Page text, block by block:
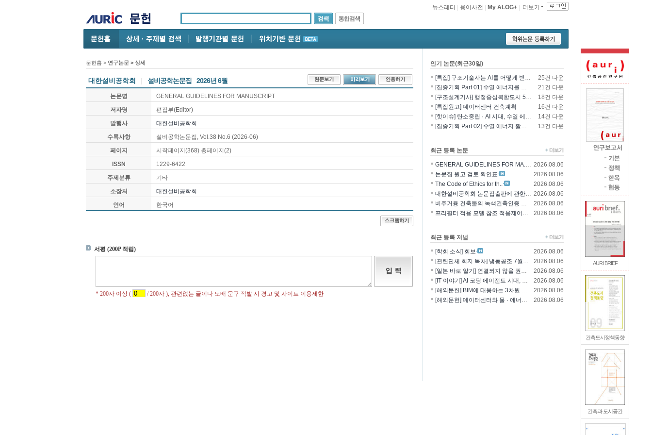
AURI BRIEF
건축도시정책동향
건축과 도시공간
더보기
My ALOG+
용어사전
뉴스레터
문헌홈 > 연구논문 > 상세
대한설비공학회 | 설비공학논문집 2026년 6월
논문명
GENERAL GUIDELINES FOR MANUSCRIPT
저자명
편집부(Editor)
발행사
대한설비공학회
수록사항
설비공학논문집, Vol.38 No.6 (2026-06)
페이지
시작페이지(368) 총페이지(2)
ISSN
1229-6422
주제분류
기타
소장처
대한설비공학회
언어
한국어
인기 논문(최근30일)
[특집] 구조기술사는 AI를 어떻게 받아들일 것인가? - 영국구조기술사회의 AI 및 L..
25건 다운
[집중기획 Part 01] 수열 에너지를 이용한 건물 냉난방 및 데이터센터 냉각
21건 다운
[구조설계기사] 행정중심복합도시 5-1생활권 L5BL 공공주택 건설공사 모듈러 건축물 ..
18건 다운
[특집원고] 데이터센터 건축계획
16건 다운
[핫이슈] 탄소중립 · AI 시대, 수열 에너지 기술의 재조명과 고도화 방향
14건 다운
[집중기획 Part 02] 수열 에너지 활용 기술 및 수열 플랜트 적용
13건 다운
최근 등록 논문
GENERAL GUIDELINES FOR MA.. 2026.08.06
논문집 원고 검토 확인표
2026.08.06
The Code of Ethics for th..
2026.08.06
대한설비공학회 논문집출판에 관한 윤리규정 2026.08.06
비주거용 건축물의 녹색건축인증 에너지 및 환경..
2026.08.06
프리필터 적용 모델 참조 적응제어에 의한 가변..
2026.08.06
최근 등록 저널
[학회 소식] 회보
2026.08.06
[관련단체 회지 목차] 냉동공조 7월호(한국냉..
2026.08.06
[일본 바로 알기] 연결되지 않을 권리를 찾는..
2026.08.06
[IT 이야기] AI 코딩 에이전트 시대, 엔..
2026.08.06
[해외문헌] BIM에 대응하는 3차원 건축 설..
2026.08.06
[해외문헌] 데이터센터와 물 · 에너지의 통합..
2026.08.06